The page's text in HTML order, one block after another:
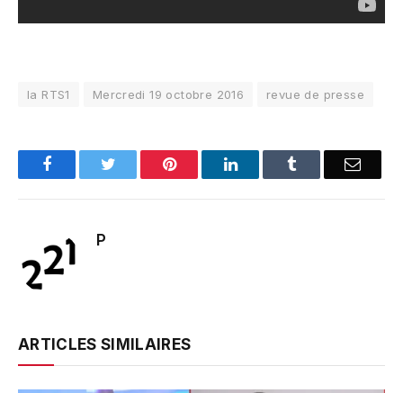
la RTS1 Mercredi 19 octobre 2016 revue de presse
FacebookTwitter Pinterest LinkedInTumblr Email
P
ARTICLES SIMILAIRES